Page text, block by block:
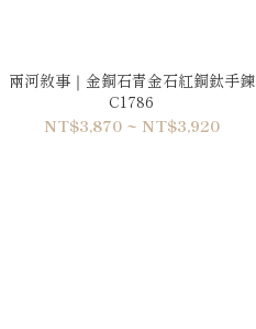
兩河敘事｜金銅石青金石紅銅鈦手鍊
C1786
NT$3,870 ~ NT$3,920